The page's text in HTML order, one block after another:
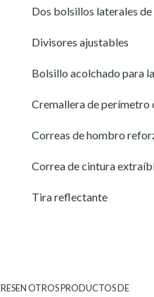
Dos bolsillos laterales
Divisores ajustables
Bolsillo acolchado para
Cremallera de perímetro
Correas de hombro
Correa de cintura
Tira reflectante
OTROS PRODUCTOS DE